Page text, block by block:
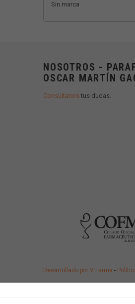
Sin marca
NOSOTROS -
OSCAR MARTÍN
Consúltanostus dudas.
Desarrollado por V·Farma -